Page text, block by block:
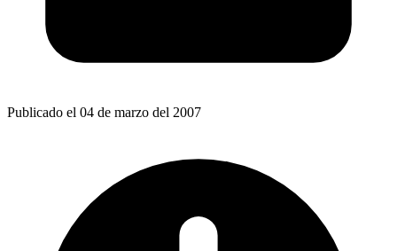
Publicado el 04 de marzo del 2007